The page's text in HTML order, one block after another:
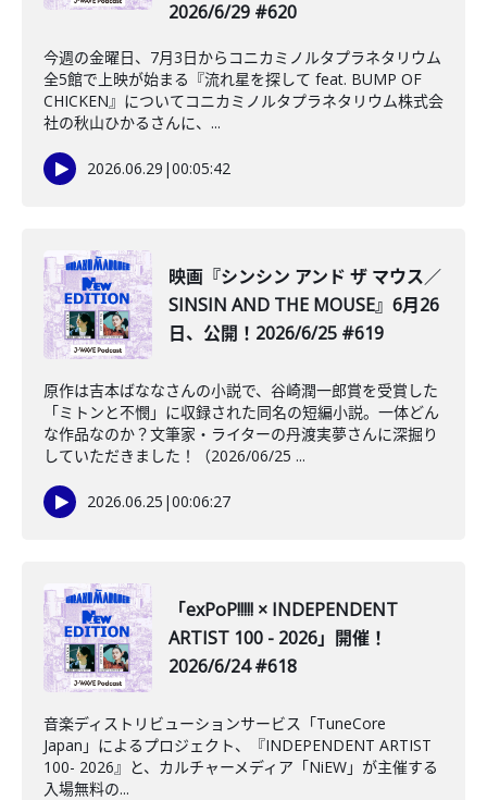
2026/6/29 #620
今週の金曜日、7月3日からコニカミノルタプラネタリウム
全5館で上映が始まる『流れ星を探して feat. BUMP OF
CHICKEN』についてコニカミノルタプラネタリウム株式会
社の秋山ひかるさんに、...
2026.06.29 |00:05:42
映画『シンシン アンド ザ マウス／
SINSIN AND THE MOUSE』6月26
日、公開！2026/6/25 #619
原作は吉本ばななさんの小説で、谷崎潤一郎賞を受賞した
「ミトンと不憫」に収録された同名の短編小説。一体どん
な作品なのか？文筆家・ライターの丹渡実夢さんに深掘り
していただきました！（2026/06/25 ...
2026.06.25 |00:06:27
「exPoP!!!!! × INDEPENDENT
ARTIST 100 - 2026」開催！
2026/6/24 #618
音楽ディストリビューションサービス「TuneCore
Japan」によるプロジェクト、『INDEPENDENT ARTIST
100- 2026』と、カルチャーメディア「NiEW」が主催する
入場無料の...